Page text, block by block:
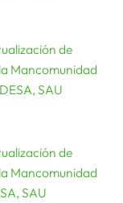
de
Mancomunidad
SAU
de
Mancomunidad
SAU